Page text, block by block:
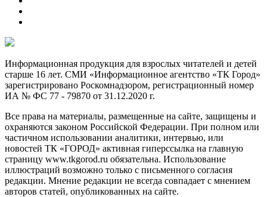
Информационная продукция для взрослых читателей и детей
старше 16 лет. СМИ «Информационное агентство «ТК Город»
зарегистрировано Роскомнадзором, регистрационный номер
ИА № ФС 77 - 79870 от 31.12.2020 г.
Все права на материалы, размещенные на сайте, защищены и
охраняются законом Российской Федерации. При полном или
частичном использовании аналитики, интервью, или
новостей ТК «ГОРОД» активная гиперссылка на главную
страницу www.tkgorod.ru обязательна. Использование
иллюстраций возможно только с письменного согласия
редакции. Мнение редакции не всегда совпадает с мнением
авторов статей, опубликованных на сайте.